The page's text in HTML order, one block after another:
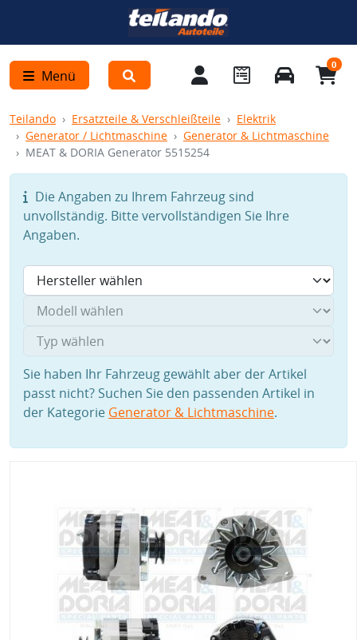
Menü
0
Teilando Ersatzteile & Verschleißteile
Elektrik
Generator / Lichtmaschine
Generator & Lichtmaschine
MEAT & DORIA Generator 5515254
Die Angaben zu Ihrem Fahrzeug sind
unvollständig. Bitte vervollständigen Sie Ihre
Angaben.
Sie haben Ihr Fahrzeug gewählt aber der Artikel
passt nicht? Suchen Sie den passenden Artikel in
der Kategorie Generator & Lichtmaschine.